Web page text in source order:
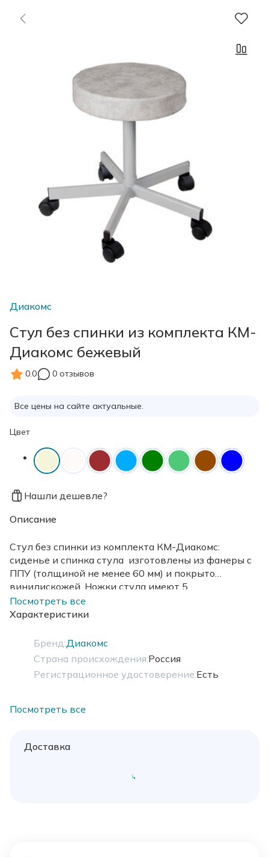
Диакомс
Стул без спинки из комплекта КМ-
Диакомс бежевый
0.0 0 отзывов
Все цены на сайте актуальные.
Цвет
Нашли дешевле?
Описание
Стул без спинки из комплекта КМ-Диакомс:
сиденье и спинка стула изготовлены из фанеры с
ППУ (толщиной не менее 60 мм) и покрыто
винилискожей. Ножки стула имеют 5
колесных опор диаметром 50 мм. Механизм
подъема позволяет регулировать высоту.
Посмотреть все
Характеристики
Бренд:Диакомс
Страна происхождения:Россия
Регистрационное удостоверение:Есть
Посмотреть все
Доставка